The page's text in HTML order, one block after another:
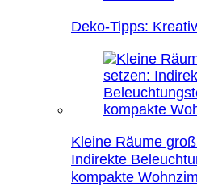
Deko-Tipps:
Kleine Räume
Indirekte
kompakte